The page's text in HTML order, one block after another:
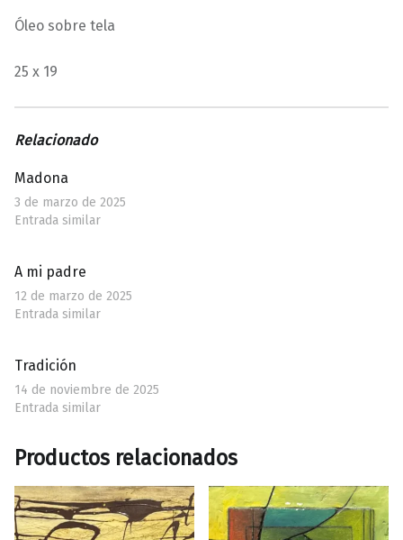
Óleo sobre tela
25 x 19
Relacionado
Madona
3 de marzo de 2025
Entrada similar
A mi padre
12 de marzo de 2025
Entrada similar
Tradición
14 de noviembre de 2025
Entrada similar
Productos relacionados